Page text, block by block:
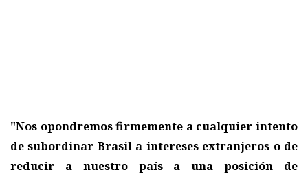
"Nos opondremos firmemente a cualquier intento
de subordinar Brasil a intereses extranjeros o de
reducir a nuestro país a una posición de